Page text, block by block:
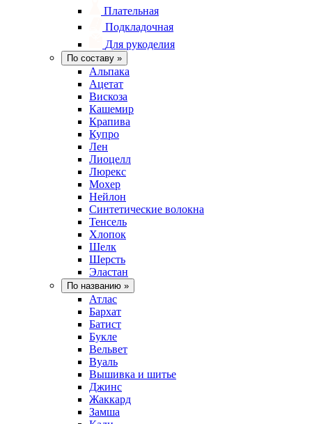
Плательная
Подкладочная
Для рукоделия
По составу »
Альпака
Ацетат
Вискоза
Кашемир
Крапива
Купро
Лен
Лиоцелл
Люрекс
Мохер
Нейлон
Синтетические волокна
Тенсель
Хлопок
Шелк
Шерсть
Эластан
По названию »
Атлас
Бархат
Батист
Букле
Вельвет
Вуаль
Вышивка и шитье
Джинс
Жаккард
Замша